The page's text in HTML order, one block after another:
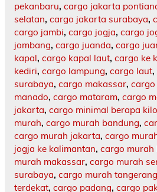
pekanbaru, cargo jakarta
selatan, cargo jakarta surabaya,
cargo jambi, cargo jogja, cargo
jombang, cargo juanda, cargo
kapal, cargo kapal laut, cargo ke
kediri, cargo lampung, cargo laut,
surabaya, cargo makassar, cargo
manado, cargo mataram, cargo
jakarta, cargo minimal berapa kilo
murah, cargo murah bandung,
cargo murah jakarta, cargo
jogja ke kalimantan, cargo murah
murah makassar, cargo murah
surabaya, cargo murah tangerang
terdekat, cargo padang, cargo